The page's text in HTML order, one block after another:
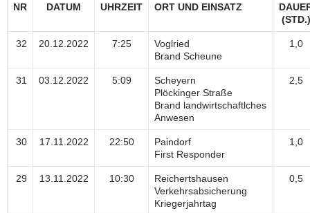
NR DATUM UHRZEIT ORT UND EINSATZ
(STD.)
32 20.12.2022 7:25
Voglried
Brand Scheune
1,0
31 03.12.2022 5:09
Scheyern
Plöckinger Straße
Brand landwirtschaftlches
Anwesen
2,5
30 17.11.2022 22:50
Paindorf
First Responder
1,0
29 13.11.2022 10:30
Reichertshausen
Verkehrsabsicherung
Kriegerjahrtag
0,5